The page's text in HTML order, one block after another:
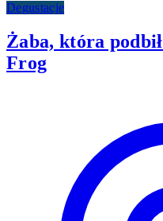
Degustacje
Żaba, która
Frog